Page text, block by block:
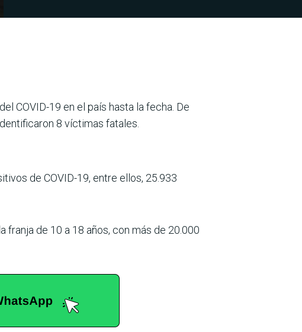
COVID-19 en el país hasta la fecha. De
8 víctimas fatales.
de COVID-19, entre ellos, 25.933
de 10 a 18 años, con más de 20.000